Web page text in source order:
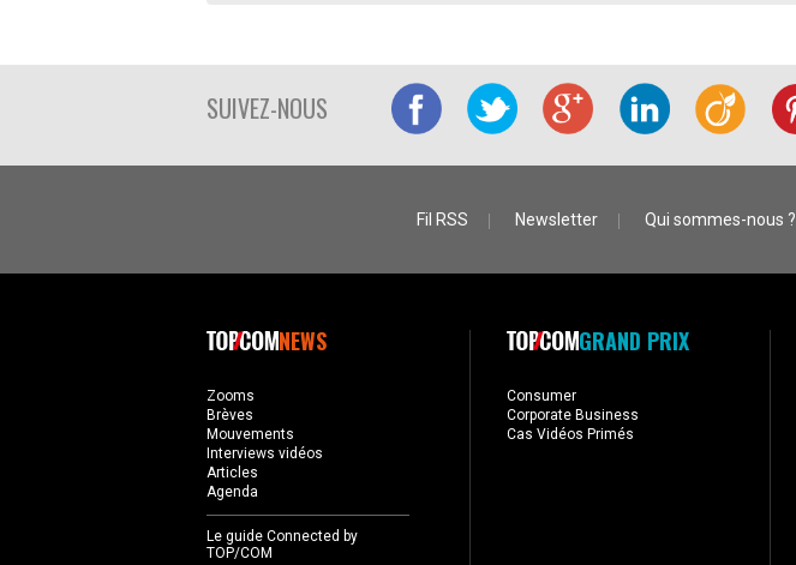
SUIVEZ-NOUS
Fil RSS Newsletter Qui sommes-nous ?
NEWS
Zooms
Brèves
Mouvements
Interviews vidéos
Articles
Agenda
Le guide Connected by
TOP/COM
GRAND PRIX
Consumer
Corporate Business
Cas Vidéos Primés